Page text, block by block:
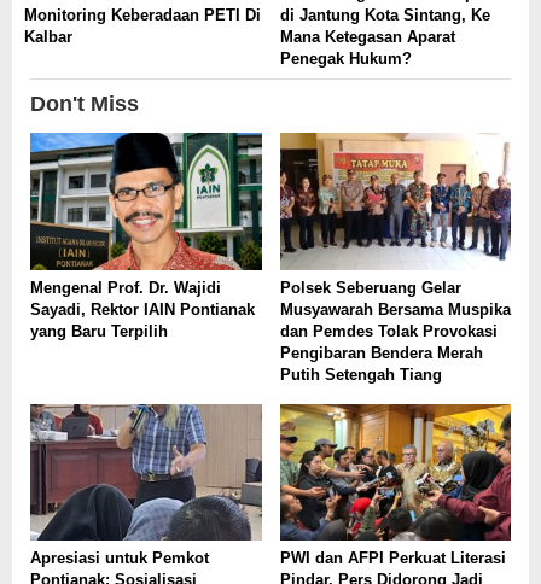
Monitoring Keberadaan PETI Di
Kalbar
di Jantung Kota Sintang, Ke
Mana Ketegasan Aparat
Penegak Hukum?
Don't Miss
Mengenal Prof. Dr. Wajidi
Sayadi, Rektor IAIN Pontianak
yang Baru Terpilih
Polsek Seberuang Gelar
Musyawarah Bersama Muspika
dan Pemdes Tolak Provokasi
Pengibaran Bendera Merah
Putih Setengah Tiang
Apresiasi untuk Pemkot
Pontianak: Sosialisasi
PWI dan AFPI Perkuat Literasi
Pindar, Pers Didorong Jadi